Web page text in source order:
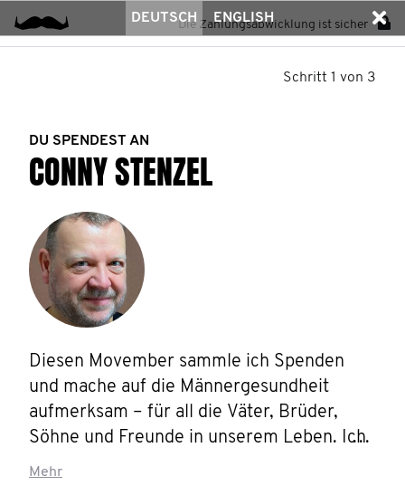
DEUTSCH ENGLISH
Die Zahlungsabwicklung ist sicher
Schritt 1 von 3
DU SPENDEST AN
CONNY STENZEL
Diesen Movember sammle ich Spenden
und mache auf die Männergesundheit
aufmerksam – für all die Väter, Brüder,
Söhne und Freunde in unserem Leben. Ich
brauche deine Hilfe. Leiste bitte eine
Mehr